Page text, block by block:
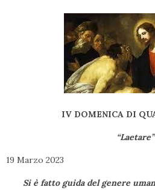
IV DOMENICA DI
“Laetare”
19 Marzo 2023
Si è fatto guida del genere